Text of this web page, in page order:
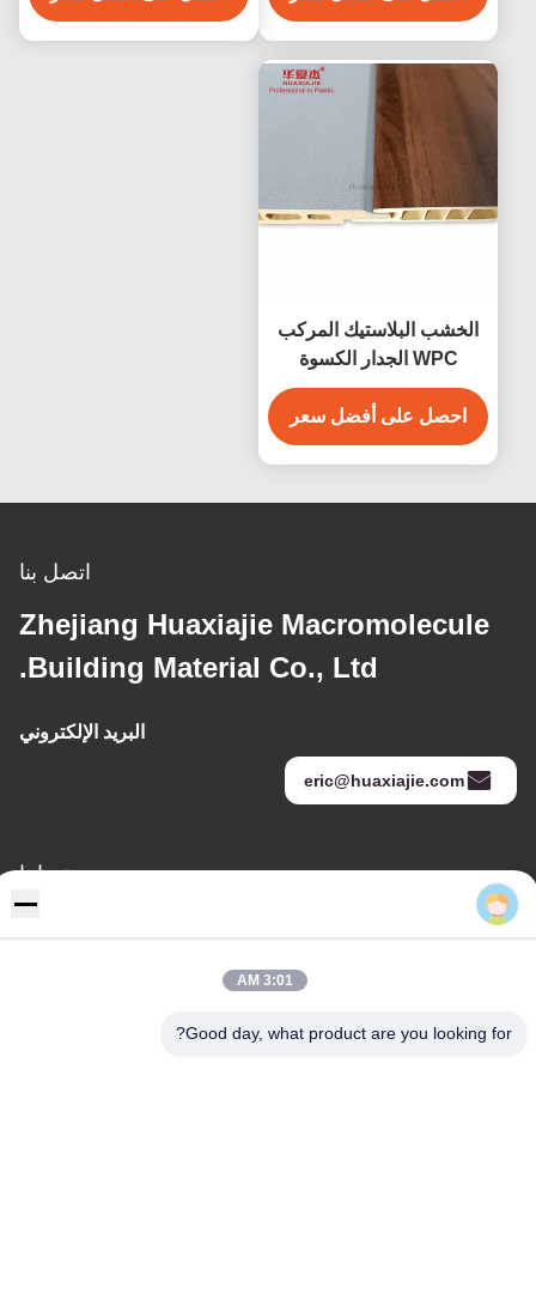
الخشب البلاستيك المركب
WPC الجدار الكسوة
الداخلية الجدار الكسوة
الديكور
احصل على أفضل سعر
اتصل بنا
Zhejiang Huaxiajie Macromolecule
Building Material Co., Ltd.
البريد الإلكتروني
eric@huaxiajie.com
عنواننا
عنوان
هاتف
Eric
3:01 AM
Good day, what product are you looking for?